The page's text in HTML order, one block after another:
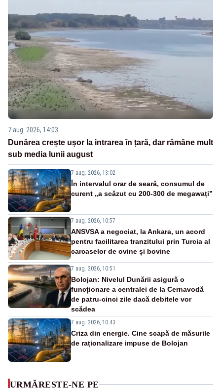
7 aug. 2026, 14:03
Dunărea crește ușor la intrarea în țară, dar rămâne mult
sub media lunii august
7 aug. 2026, 13:02
În intervalul orar de seară, consumul de
curent „a scăzut cu 200-300 de megawați”
7 aug. 2026, 10:57
ANSVSA a negociat, la Ankara, un acord
pentru facilitarea tranzitului prin Turcia al
carcaselor de ovine și bovine
7 aug. 2026, 10:51
Bolojan: Nivelul Dunării asigură o
funcționare a centralei de la Cernavodă
de patru-cinci zile dacă debitele vor
scădea
7 aug. 2026, 10:43
Criza din energie. Cine scapă de măsurile
de raționalizare impuse de Bolojan
URMĂREȘTE-NE PE